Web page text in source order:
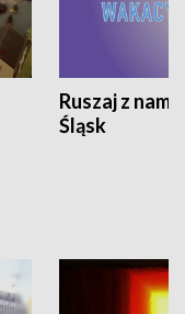
Ruszaj z
Śląsk